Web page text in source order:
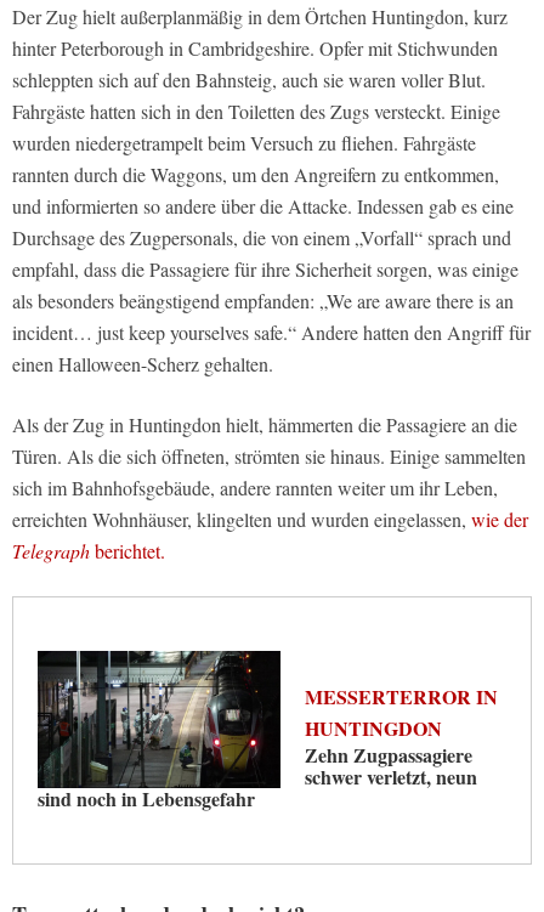
Der Zug hielt außerplanmäßig in dem Örtchen Huntingdon, kurz
hinter Peterborough in Cambridgeshire. Opfer mit Stichwunden
schleppten sich auf den Bahnsteig, auch sie waren voller Blut.
Fahrgäste hatten sich in den Toiletten des Zugs versteckt. Einige
wurden niedergetrampelt beim Versuch zu fliehen. Fahrgäste
rannten durch die Waggons, um den Angreifern zu entkommen,
und informierten so andere über die Attacke. Indessen gab es eine
Durchsage des Zugpersonals, die von einem „Vorfall“ sprach und
empfahl, dass die Passagiere für ihre Sicherheit sorgen, was einige
als besonders beängstigend empfanden: „We are aware there is an
incident… just keep yourselves safe.“ Andere hatten den Angriff für
einen Halloween-Scherz gehalten.
Als der Zug in Huntingdon hielt, hämmerten die Passagiere an die
Türen. Als die sich öffneten, strömten sie hinaus. Einige sammelten
sich im Bahnhofsgebäude, andere rannten weiter um ihr Leben,
erreichten Wohnhäuser, klingelten und wurden eingelassen, wie der
Telegraphberichtet.
MESSERTERROR IN
HUNTINGDON
Zehn Zugpassagiere
schwer verletzt, neun
sind noch in Lebensgefahr